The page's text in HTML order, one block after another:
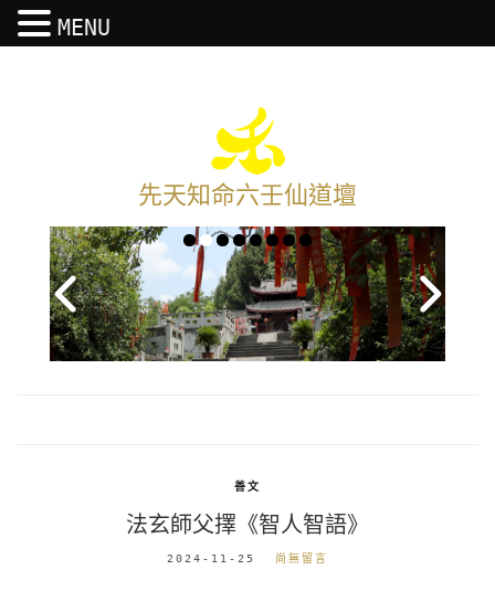
先天知命六壬仙道壇
善文
法玄師父擇《智人智語》
2024-11-25 尚無留言
MENU